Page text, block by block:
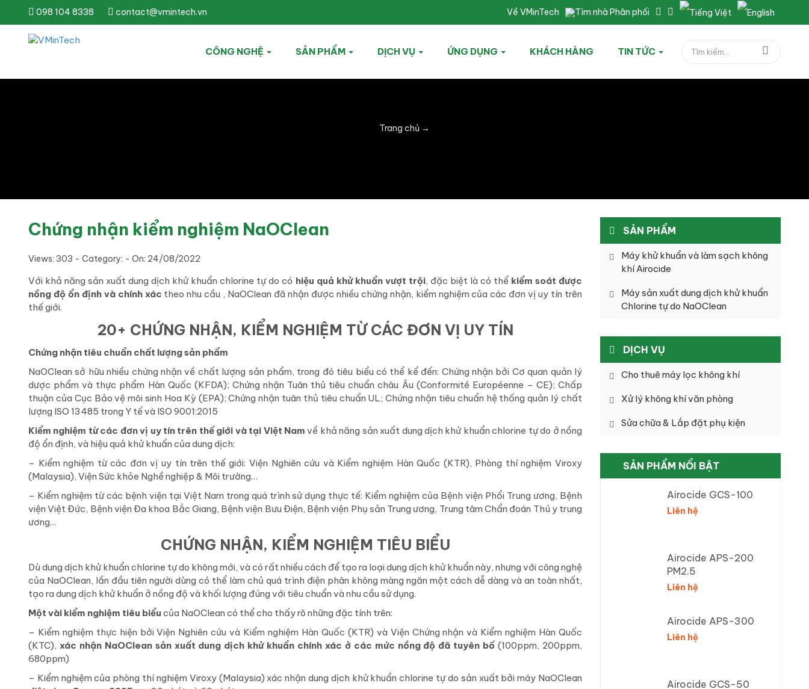
098 104 8338 contact@vmintech.vn Về VMinTech Tìm nhà Phân phối
CÔNG NGHỆ SẢN PHẨM DỊCH VỤ ỨNG DỤNG KHÁCH HÀNG TIN TỨC
Trang chủ →
Chứng nhận kiểm nghiệm NaOClean
Views: 303 - Category: - On: 24/08/2022
Với khả năng sản xuất dung dịch khử khuẩn chlorine tự do có hiệu quả khử khuẩn vượt trội, đặc biệt là có thể kiểm soát được
nồng độ ổn định và chính xác theo nhu cầu , NaOClean đã nhận được nhiều chứng nhận, kiểm nghiệm của các đơn vị uy tín trên
thế giới.
20+ CHỨNG NHẬN, KIỂM NGHIỆM TỪ CÁC ĐƠN VỊ UY TÍN
Chứng nhận tiêu chuẩn chất lượng sản phẩm
NaOClean sở hữu nhiều chứng nhận về chất lượng sản phẩm, trong đó tiêu biểu có thể kể đến: Chứng nhận bởi Cơ quan quản lý
dược phẩm và thực phẩm Hàn Quốc (KFDA); Chứng nhận Tuân thủ tiêu chuẩn châu Âu (Conformité Européenne – CE); Chấp
thuận của Cục Bảo vệ môi sinh Hoa Kỳ (EPA); Chứng nhận tuân thủ tiêu chuẩn UL; Chứng nhận tiêu chuẩn hệ thống quản lý chất
lượng ISO 13485 trong Y tế và ISO 9001:2015
Kiểm nghiệm từ các đơn vị uy tín trên thế giới và tại Việt Nam về khả năng sản xuất dung dịch khử khuẩn chlorine tự do ở nồng
độ ổn định, và hiệu quả khử khuẩn của dung dịch:
– Kiểm nghiệm từ các đơn vị uy tín trên thế giới: Viện Nghiên cứu và Kiểm nghiệm Hàn Quốc (KTR), Phòng thí nghiệm Viroxy
(Malaysia), Viện Sức khỏe Nghề nghiệp & Môi trường…
– Kiểm nghiệm từ các bệnh viện tại Việt Nam trong quá trình sử dụng thực tế: Kiểm nghiệm của Bệnh viện Phổi Trung ương, Bệnh
viện Việt Đức, Bệnh viện Đa khoa Bắc Giang, Bệnh viện Bưu Điện, Bệnh viện Phụ sản Trung ương, Trung tâm Chẩn đoán Thú y trung
ương…
CHỨNG NHẬN, KIỂM NGHIỆM TIÊU BIỂU
Dù dung dịch khử khuẩn chlorine tự do không mới, và có rất nhiều cách để tạo ra loại dung dịch khử khuẩn này, nhưng với công nghệ
của NaOClean, lần đầu tiên người dùng có thể làm chủ quá trình điện phân không màng ngăn một cách dễ dàng và an toàn nhất,
tạo ra dung dịch khử khuẩn ở nồng độ và khối lượng đúng với tiêu chuẩn và nhu cầu sử dụng.
Một vài kiểm nghiệm tiêu biểu của NaOClean có thể cho thấy rõ những đặc tính trên:
– Kiểm nghiệm thực hiện bởi Viện Nghiên cứu và Kiểm nghiệm Hàn Quốc (KTR) và Viện Chứng nhận và Kiểm nghiệm Hàn Quốc
(KTC), xác nhận NaOClean sản xuất dung dịch khử khuẩn chính xác ở các mức nồng độ đã tuyên bố (100ppm, 200ppm,
680ppm)
– Kiểm nghiệm của phòng thí nghiệm Viroxy (Malaysia) xác nhận dung dịch khử khuẩn chlorine tự do sản xuất bởi máy NaOClean
SẢN PHẨM
Máy khử khuẩn và làm sạch không
khí Airocide
Máy sản xuất dung dịch khử khuẩn
Chlorine tự do NaOClean
DỊCH VỤ
Cho thuê máy lọc không khí
Xử lý không khí văn phòng
Sửa chữa & Lắp đặt phụ kiện
SẢN PHẨM NỔI BẬT
Airocide GCS-100
Liên hệ
Airocide APS-200
PM2.5
Liên hệ
Airocide APS-300
Liên hệ
Airocide GCS-50